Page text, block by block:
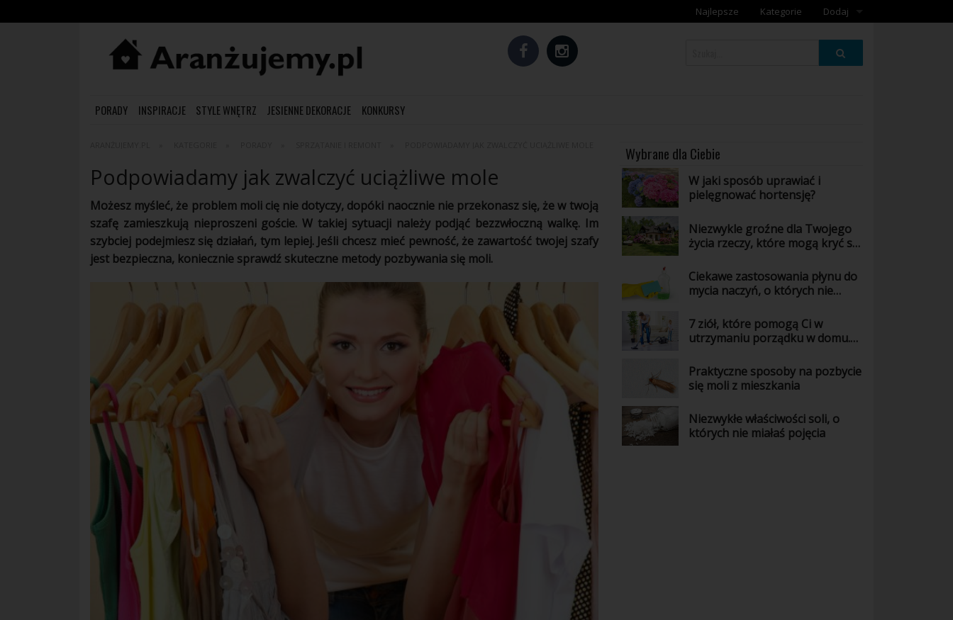
Najlepsze Kategorie
Dodaj
Dodaj artykuł
PORADY INSPIRACJE STYLE WNĘTRZ JESIENNE DEKORACJE KONKURSY
Podpowiadamy jak zwalczyć uciążliwe mole
Możesz myśleć, że problem moli cię nie dotyczy, dopóki naocznie nie przekonasz się, że w twoją
szafę zamieszkują nieproszeni goście. W takiej sytuacji należy podjąć bezzwłoczną walkę. Im
szybciej podejmiesz się działań, tym lepiej. Jeśli chcesz mieć pewność, że zawartość twojej szafy
jest bezpieczna, koniecznie sprawdź skuteczne metody pozbywania się moli.
Wybrane dla Ciebie
W jaki sposób uprawiać i
pielęgnować hortensję?
Niezwykle groźne dla Twojego
życia rzeczy, które mogą kryć się
Ciekawe zastosowania płynu do
mycia naczyń, o których nie
7 ziół, które pomogą Ci w
utrzymaniu porządku w domu.
Praktyczne sposoby na pozbycie
się moli z mieszkania
Niezwykłe właściwości soli, o
których nie miałaś pojęcia